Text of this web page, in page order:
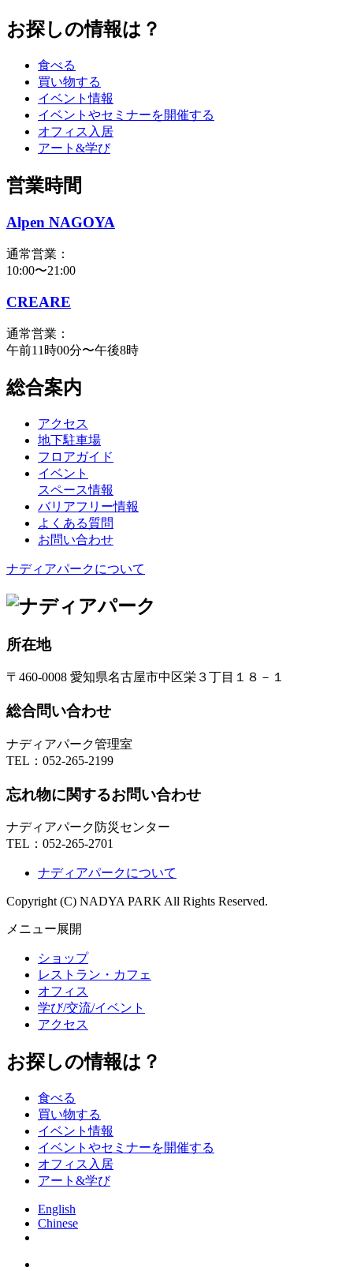
お探しの情報は？
食べる
買い物する
イベント情報
イベントやセミナーを開催する
オフィス入居
アート&学び
営業時間
Alpen NAGOYA
通常営業：
10:00〜21:00
CREARE
通常営業：
午前11時00分〜午後8時
総合案内
アクセス
地下駐車場
フロアガイド
イベント
スペース情報
バリアフリー情報
よくある質問
お問い合わせ
ナディアパークについて
所在地
〒460-0008 愛知県名古屋市中区栄３丁目１８－１
総合問い合わせ
ナディアパーク管理室
TEL： 052-265-2199
忘れ物に関するお問い合わせ
ナディアパーク防災センター
TEL： 052-265-2701
ナディアパークについて
Copyright (C) NADYA PARK All Rights Reserved.
メニュー展開
ショップ
レストラン・カフェ
オフィス
学び/交流/イベント
アクセス
お探しの情報は？
食べる
買い物する
イベント情報
イベントやセミナーを開催する
オフィス入居
アート&学び
English
Chinese